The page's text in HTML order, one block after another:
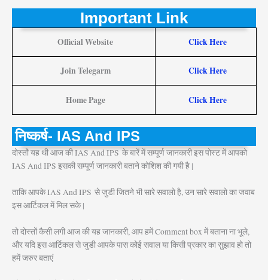
Important Link
Official Website Click Here
Join Telegarm Click Here
Home Page Click Here
निष्कर्ष- IAS And IPS
दोस्तों यह थी आज की IAS And IPS के बारें में सम्पूर्ण जानकारी इस पोस्ट में आपको
IAS And IPS इसकी सम्पूर्ण जानकारी बताने कोशिश की गयी है |
ताकि आपके IAS And IPS से जुडी जितने भी सारे सवालो है, उन सारे सवालो का जवाब
इस आर्टिकल में मिल सके |
तो दोस्तों कैसी लगी आज की यह जानकारी, आप हमें Comment box में बताना ना भूले,
और यदि इस आर्टिकल से जुडी आपके पास कोई सवाल या किसी प्रकार का सुझाव हो तो
हमें जरुर बताएं